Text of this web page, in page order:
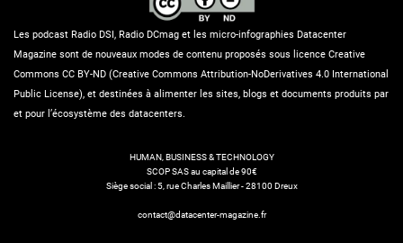
Les podcast Radio DSI, Radio DCmag et les micro-infographies Datacenter
Magazine sont de nouveaux modes de contenu proposés sous licence Creative
Commons CC BY-ND (Creative Commons Attribution-NoDerivatives 4.0 International
Public License), et destinées à alimenter les sites, blogs et documents produits par
et pour l’écosystème des datacenters.
HUMAN, BUSINESS & TECHNOLOGY
SCOP SAS au capital de 90€
Siège social : 5, rue Charles Maillier - 28100 Dreux
contact@datacenter-magazine.fr